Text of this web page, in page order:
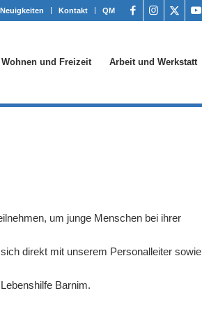
Neuigkeiten Kontakt QM
Wohnen und Freizeit Arbeit und Werkstatt
um junge Menschen bei ihrer
direkt mit unserem Personalleiter sowie
Barnim.